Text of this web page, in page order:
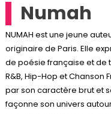
Numah
NUMAH est une jeune
originaire de Paris. Elle
de poésie française et de
R&B, Hip-Hop et Chanson
par son caractère brut et
façonne son univers